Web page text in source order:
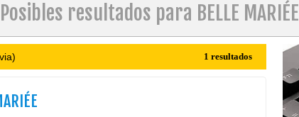
Posibles resultados para BELLE MARIÉE
1 resultados